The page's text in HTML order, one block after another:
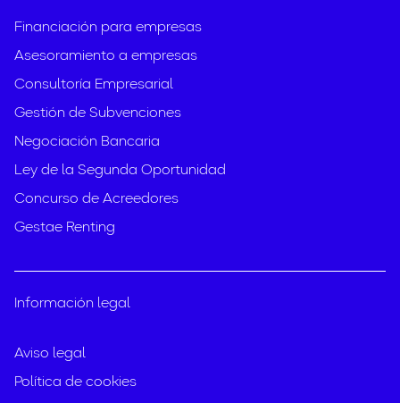
Financiación para empresas
Asesoramiento a empresas
Consultoría Empresarial
Gestión de Subvenciones
Negociación Bancaria
Ley de la Segunda Oportunidad
Concurso de Acreedores
Gestae Renting
Información legal
Aviso legal
Política de cookies